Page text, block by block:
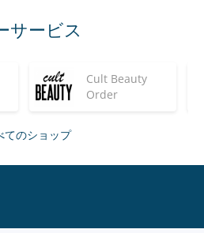
サービス
Cult Beauty
Order
てのショップ